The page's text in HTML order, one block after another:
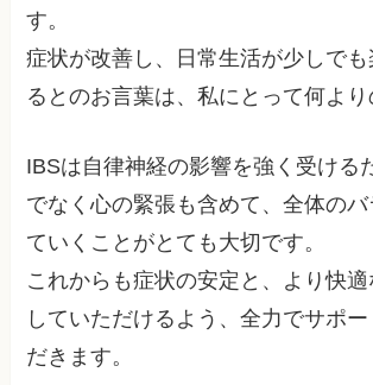
す。
症状が改善し、日常生活が少しで
るとのお言葉は、私にとって何より
IBSは自律神経の影響を強く受ける
でなく心の緊張も含めて、全体のバ
ていくことがとても大切です。
これからも症状の安定と、より快
していただけるよう、全力でサポ
だきます。